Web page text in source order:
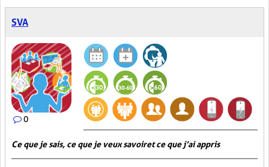
SVA
0
Ce que je sais, ce que je veux savoir et ce que j’ai appris